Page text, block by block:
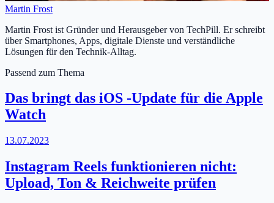
Martin Frost
Martin Frost ist Gründer und Herausgeber von TechPill. Er schreibt
über Smartphones, Apps, digitale Dienste und verständliche
Lösungen für den Technik-Alltag.
Passend zum Thema
Das bringt das iOS -Update für die Apple
Watch
13.07.2023
Instagram Reels funktionieren nicht:
Upload, Ton & Reichweite prüfen